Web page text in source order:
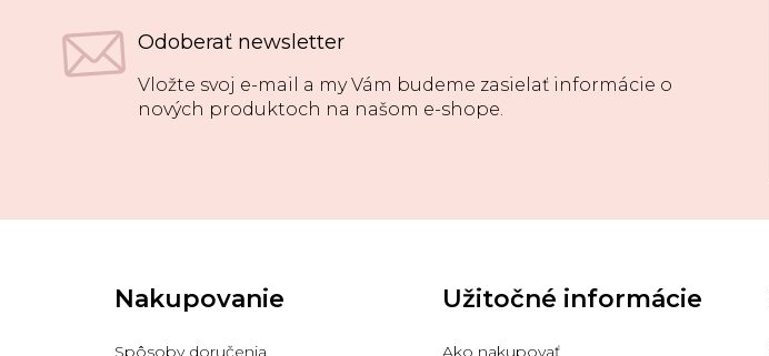
Odoberať newsletter
Vložte svoj e-mail a my Vám budeme zasielať informácie o
nových produktoch na našom e-shope.
Z
Nakupovanie
Spôsoby doručenia
Užitočné informácie
Ako nakupovať